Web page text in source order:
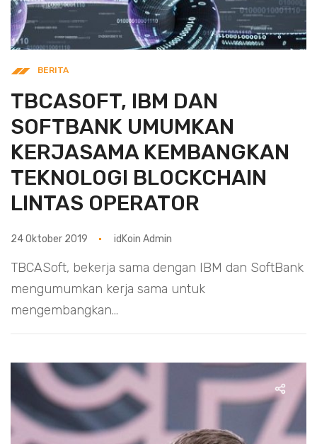
BERITA
TBCASOFT, IBM DAN
SOFTBANK UMUMKAN
KERJASAMA KEMBANGKAN
TEKNOLOGI BLOCKCHAIN
LINTAS OPERATOR
24 Oktober 2019 idKoin Admin
TBCASoft, bekerja sama dengan IBM dan SoftBank
mengumumkan kerja sama untuk
mengembangkan...